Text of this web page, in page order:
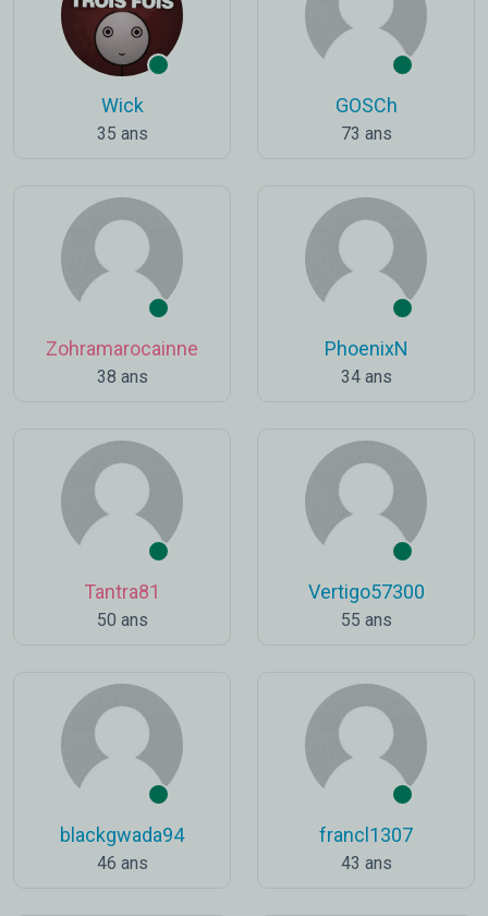
Wick
35 ans
GOSCh
73 ans
Zohramarocainne
38 ans
PhoenixN
34 ans
Tantra81
50 ans
Vertigo57300
55 ans
blackgwada94
46 ans
francl1307
43 ans